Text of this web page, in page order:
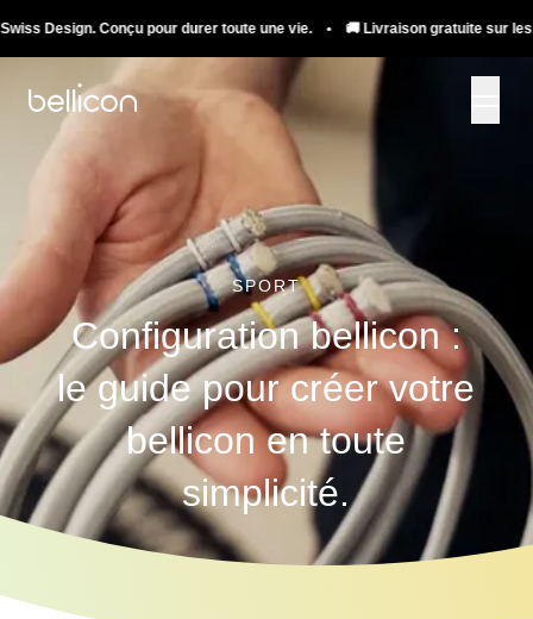
Conçu pour durer toute une vie. • 🚚 Livraison gratuite sur les
SPORT
Configuration bellicon :
le guide pour créer votre
bellicon en toute
simplicité.